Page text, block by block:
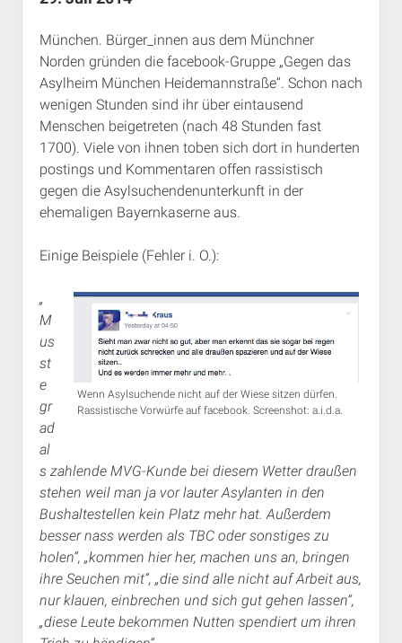
RSS-Feeds, Twitter & Facebook
Bibliothek
Kontakt & PGP-Key
München. Bürger_innen aus dem Münchner
Norden gründen die facebook-Gruppe „Gegen das
Asylheim München Heidemannstraße“. Schon nach
wenigen Stunden sind ihr über eintausend
Menschen beigetreten (nach 48 Stunden fast
1700). Viele von ihnen toben sich dort in hunderten
postings und Kommentaren offen rassistisch
gegen die Asylsuchendenunterkunft in der
ehemaligen Bayernkaserne aus.
Einige Beispiele (Fehler i. O.):
Wenn Asylsuchende nicht auf der Wiese sitzen dürfen.
Rassistische Vorwürfe auf facebook. Screenshot: a.i.d.a.
„
M
us
st
e
gr
ad
al
s zahlende MVG-Kunde bei diesem Wetter draußen
stehen weil man ja vor lauter Asylanten in den
Bushaltestellen kein Platz mehr hat. Außerdem
besser nass werden als TBC oder sonstiges zu
holen“, „kommen hier her, machen uns an, bringen
ihre Seuchen mit“, „die sind alle nicht auf Arbeit aus,
nur klauen, einbrechen und sich gut gehen lassen“,
„diese Leute bekommen Nutten spendiert um ihren